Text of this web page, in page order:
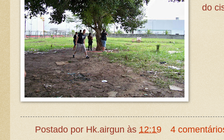
do
Postado por Hk.airgun às 12:19 4